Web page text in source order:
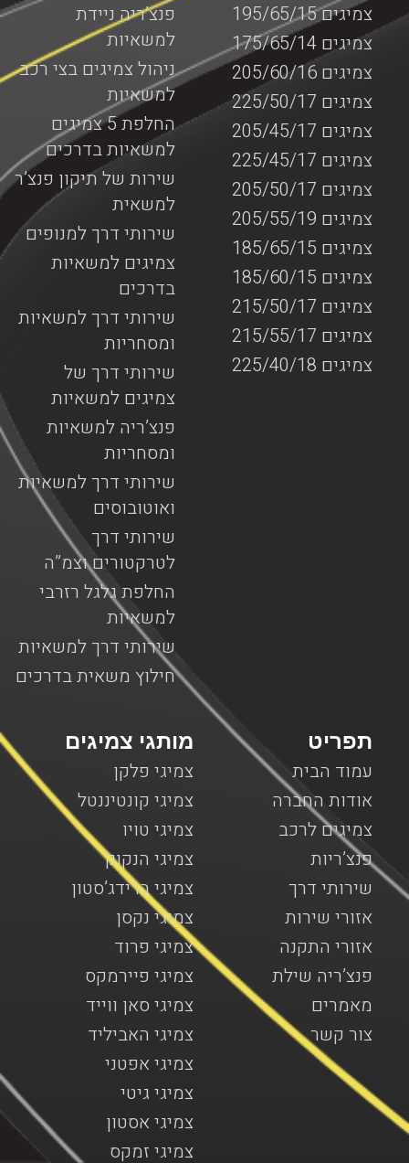
פנצ’ריה ניידת
למשאיות
ניהול צמיגים בצי רכב
למשאיות
החלפת 5 צמיגים
למשאיות בדרכים
שירות של תיקון פנצ’ר
למשאית
שירותי דרך למנופים
צמיגים למשאיות
בדרכים
שירותי דרך למשאיות
ומסחריות
שירותי דרך של
צמיגים למשאיות
פנצ’ריה למשאיות
ומסחריות
שירותי דרך למשאיות
ואוטובוסים
שירותי דרך
לטרקטורים וצמ”ה
החלפת גלגל רזרבי
למשאיות
שירותי דרך למשאיות
חילוץ משאית בדרכים
צמיגים 195/65/15
צמיגים 175/65/14
צמיגים 205/60/16
צמיגים 225/50/17
צמיגים 205/45/17
צמיגים 225/45/17
צמיגים 205/50/17
צמיגים 205/55/19
צמיגים 185/65/15
צמיגים 185/60/15
צמיגים 215/50/17
צמיגים 215/55/17
צמיגים 225/40/18
מותגי צמיגים
צמיגי פלקן
צמיגי קונטיננטל
צמיגי טויו
צמיגי הנקוק
צמיגי ברידג’סטון
צמיגי נקסן
צמיגי פרוד
צמיגי פיירמקס
צמיגי סאן ווייד
צמיגי האביליד
צמיגי אפטני
צמיגי גיטי
צמיגי אסטון
צמיגי זמקס
תפריט
עמוד הבית
אודות החברה
צמיגים לרכב
פנצ’ריות
שירותי דרך
אזורי שירות
אזורי התקנה
פנצ’ריה שילת
מאמרים
צור קשר